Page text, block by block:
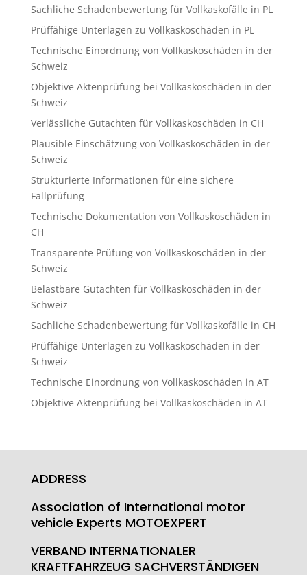
Sachliche Schadenbewertung für Vollkaskofälle in PL
Prüffähige Unterlagen zu Vollkaskoschäden in PL
Technische Einordnung von Vollkaskoschäden in der
Schweiz
Objektive Aktenprüfung bei Vollkaskoschäden in der
Schweiz
Verlässliche Gutachten für Vollkaskoschäden in CH
Plausible Einschätzung von Vollkaskoschäden in der
Schweiz
Strukturierte Informationen für eine sichere
Fallprüfung
Technische Dokumentation von Vollkaskoschäden in
CH
Transparente Prüfung von Vollkaskoschäden in der
Schweiz
Belastbare Gutachten für Vollkaskoschäden in der
Schweiz
Sachliche Schadenbewertung für Vollkaskofälle in CH
Prüffähige Unterlagen zu Vollkaskoschäden in der
Schweiz
Technische Einordnung von Vollkaskoschäden in AT
Objektive Aktenprüfung bei Vollkaskoschäden in AT
ADDRESS
Association of International motor
vehicle Experts MOTOEXPERT
VERBAND INTERNATIONALER
KRAFTFAHRZEUG SACHVERSTÄNDIGEN